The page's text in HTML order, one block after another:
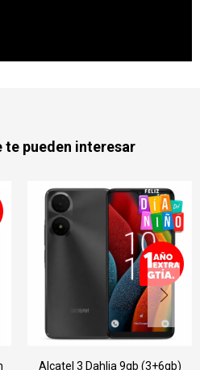
te pueden interesar
Alcatel 3 Dahlia 9gb (3+6gb)